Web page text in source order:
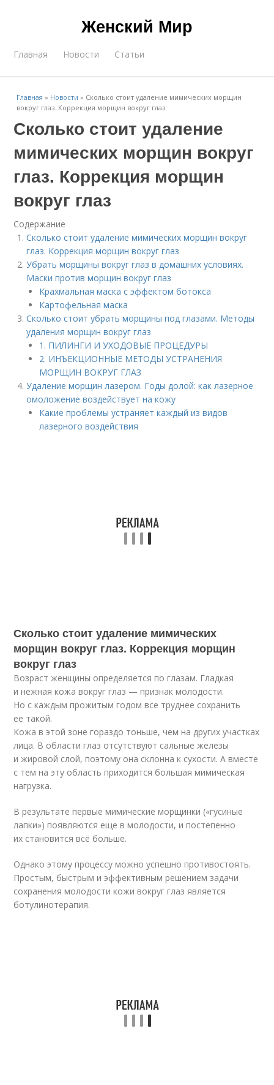
Женский Мир
Главная Новости Статьи
Главная » Новости » Сколько стоит удаление мимических морщин
вокруг глаз. Коррекция морщин вокруг глаз
Сколько стоит удаление
мимических морщин вокруг
глаз. Коррекция морщин
вокруг глаз
Содержание
Сколько стоит удаление мимических морщин вокруг
глаз. Коррекция морщин вокруг глаз
Убрать морщины вокруг глаз в домашних условиях.
Маски против морщин вокруг глаз
Крахмальная маска с эффектом ботокса
Картофельная маска
Сколько стоит убрать морщины под глазами. Методы
удаления морщин вокруг глаз
1. ПИЛИНГИ И УХОДОВЫЕ ПРОЦЕДУРЫ
2. ИНЪЕКЦИОННЫЕ МЕТОДЫ УСТРАНЕНИЯ
МОРЩИН ВОКРУГ ГЛАЗ
Удаление морщин лазером. Годы долой: как лазерное
омоложение воздействует на кожу
Какие проблемы устраняет каждый из видов
лазерного воздействия
Сколько стоит удаление мимических
морщин вокруг глаз. Коррекция морщин
вокруг глаз
Возраст женщины определяется по глазам. Гладкая
и нежная кожа вокруг глаз — признак молодости.
Но с каждым прожитым годом все труднее сохранить
ее такой.
Кожа в этой зоне гораздо тоньше, чем на других участках
лица. В области глаз отсутствуют сальные железы
и жировой слой, поэтому она склонна к сухости. А вместе
с тем на эту область приходится большая мимическая
нагрузка.
В результате первые мимические морщинки («гусиные
лапки») появляются еще в молодости, и постепенно
их становится всё больше.
Однако этому процессу можно успешно противостоять.
Простым, быстрым и эффективным решением задачи
сохранения молодости кожи вокруг глаз является
ботулинотерапия.